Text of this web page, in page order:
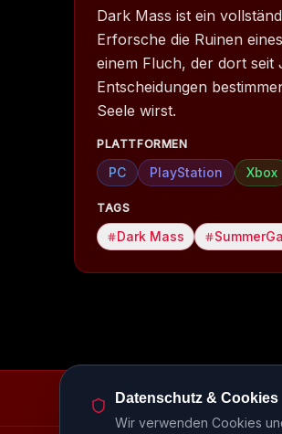
Dark Mass ist ein
Erforsche die Ruinen
einem Fluch, der dort seit
Entscheidungen
Seele wirst.
PLATTFORMEN
PC PlayStation Xbox
TAGS
Dark Mass
Episodenbibliothek
Datenschutz & Cookies
Wir verwenden Cookies